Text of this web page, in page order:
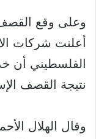
وعلى وقع
أعلنت شركات
الفلسطيني أن
نتيجة القصف
وقال الهلال